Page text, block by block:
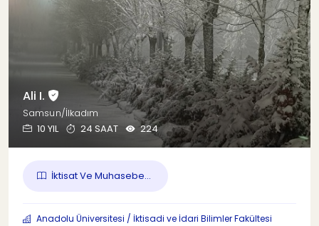
Ali I.
Samsun/İlkadım
10 YIL
24 SAAT 224
İktisat Ve Muhasebe...
Anadolu Üniversitesi / İktisadi ve İdari Bilimler Fakültesi